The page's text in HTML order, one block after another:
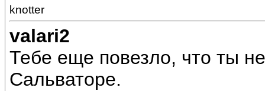
knotter
valari2
Тебе еще повезло, что ты
Сальваторе.